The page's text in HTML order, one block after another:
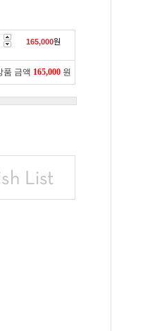
165,000원
품 금액 165,000 원